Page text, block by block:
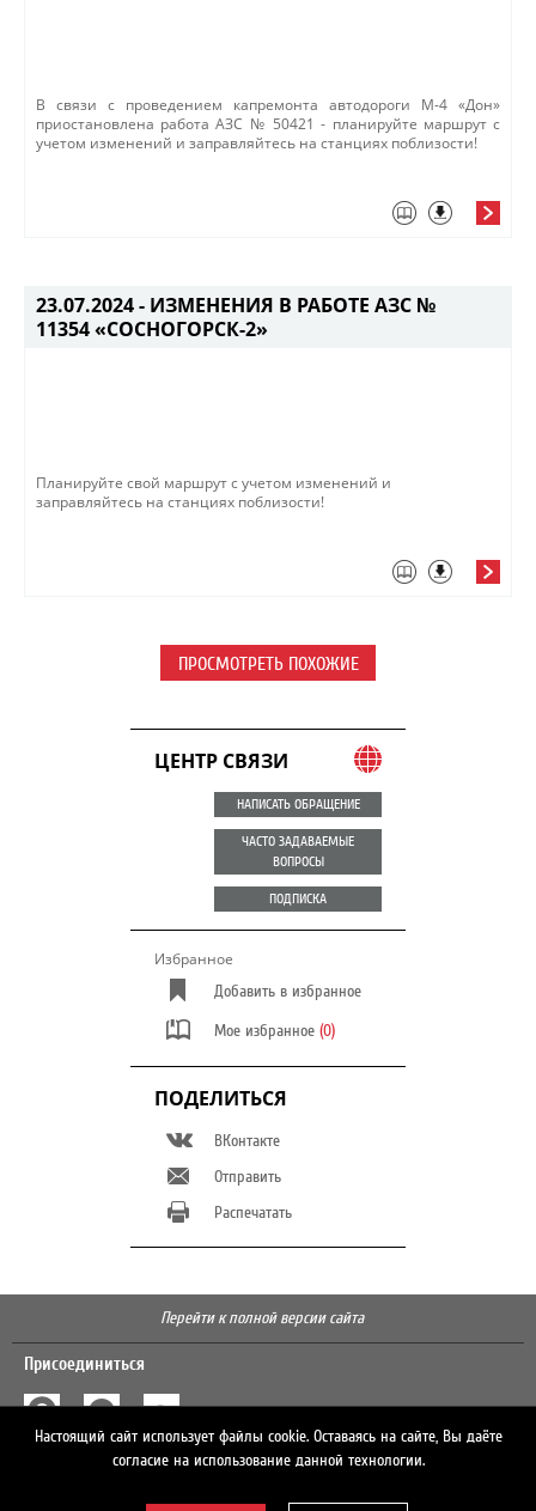
В связи с проведением капремонта автодороги М-4 «Дон»
приостановлена работа АЗС № 50421​ - планируйте маршрут с
учетом изменений и заправляйтесь на станциях поблизости!​​
23.07.2024 - ИЗМЕНЕНИЯ В РАБОТЕ АЗС №
11354 «СОСНОГОРСК-2»
Планируйте свой маршрут с учетом изменений и
заправляйтесь на станциях поблизости!
ПРОСМОТРЕТЬ ПОХОЖИЕ
ЦЕНТР СВЯЗИ
НАПИСАТЬ ОБРАЩЕНИЕ
ЧАСТО ЗАДАВАЕМЫЕ
ВОПРОСЫ
ПОДПИСКА
Избранное
Добавить в избранное
Мое избранное (0)
ПОДЕЛИТЬСЯ
ВКонтакте
Отправить
Распечатать
Перейти к полной версии сайта
Присоединиться
Настоящий сайт использует файлы cookie. Оставаясь на сайте, Вы даёте
согласие на использование данной технологии.